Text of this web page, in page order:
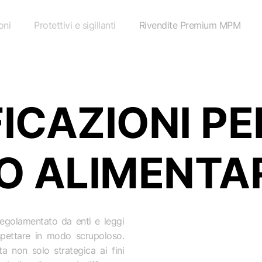
Protettivi e sigillanti Rivendite Premium MPM
da enti e leggi
in modo scrupoloso.
non solo strategica ai fini